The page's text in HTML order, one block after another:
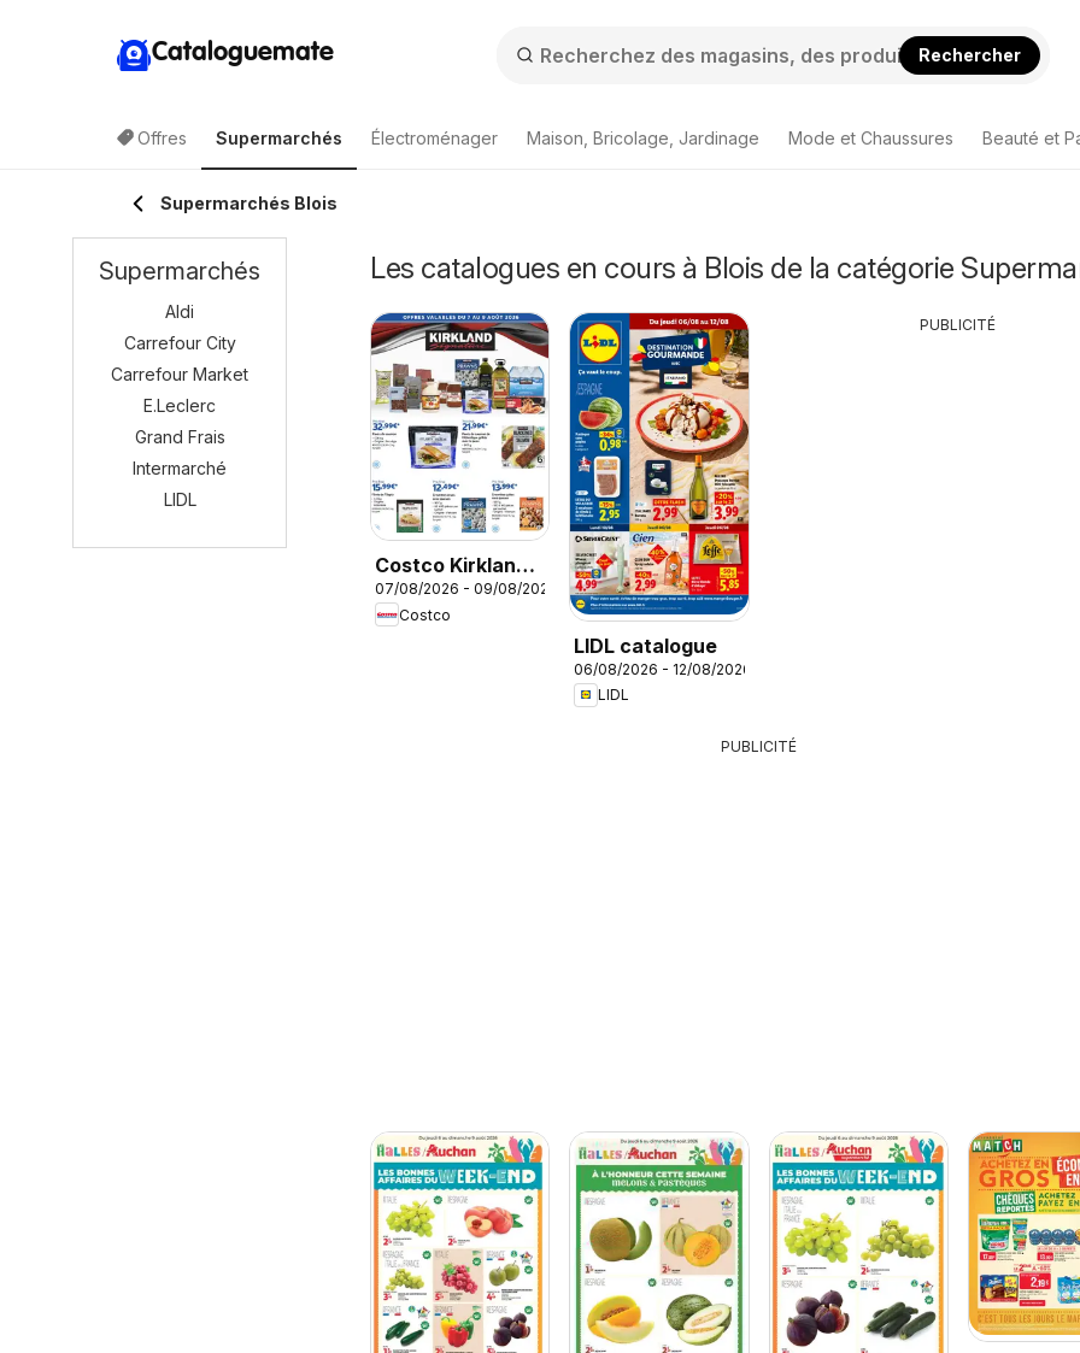
Cataloguemate Rechercher
Offres Supermarchés Électroménager Maison, Bricolage, Jardinage Mode et Chaussures Beauté et
Supermarchés Blois
Les catalogues en cours à Blois de la catégorie
Costco Kirkland
signature
07/08/2026 - 09/08/2026
Costco
LIDL catalogue
06/08/2026 - 12/08/2026
LIDL
PUBLICITÉ
PUBLICITÉ
Supermarchés
Aldi
Carrefour City
Carrefour Market
E.Leclerc
Grand Frais
Intermarché
LIDL